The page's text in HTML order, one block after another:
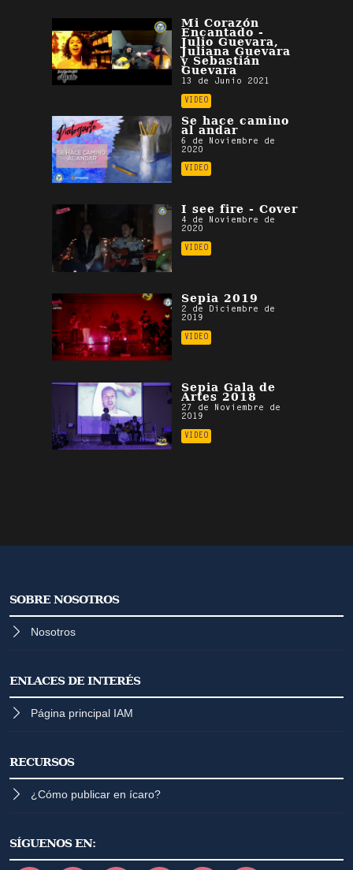
Mi Corazón
Encantado -
Julio Guevara,
Juliana Guevara
y Sebastián
Guevara
13 de Junio 2021
VIDEO
Se hace camino
al andar
6 de Noviembre de
2020
VIDEO
I see fire - Cover
4 de Noviembre de
2020
VIDEO
Sepia 2019
2 de Diciembre de
2019
VIDEO
Sepia Gala de
Artes 2018
27 de Noviembre de
2019
VIDEO
SOBRE NOSOTROS
Nosotros
ENLACES DE INTERÉS
Página principal IAM
RECURSOS
¿Cómo publicar en ícaro?
SÍGUENOS EN: